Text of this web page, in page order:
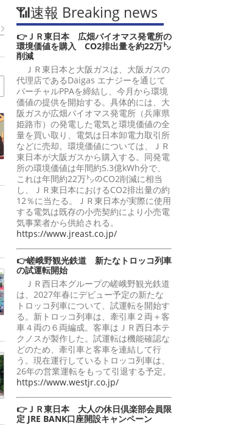
📶速報 Breaking news
👉ＪＲ東日本 広畑バイオマス発電所の
環境価値を購入 CO2排出量を約22万㌧
削減
ＪＲ東日本と大阪ガスは、大阪ガスの
代理店であるDaigas エナジーを通じて
バーチャルPPAを締結し、今月から環境
価値の提供を開始する。具体的には、大
阪ガスが広畑バイオマス発電所（兵庫県
姫路市）の発電した電気と環境価値の全
量を買い取り、電気は日本卸電力取引所
などに売却。環境価値については、ＪＲ
東日本が大阪ガスから購入する。同発電
所の環境価値は年間約5.3億kWh分で、
これは年間約22万㌧のCO2削減に相当
し、ＪＲ東日本におけるCO2排出量の約
12％に当たる。ＪＲ東日本が実際に使用
する電気は既存の小売契約により小売電
気事業者から供給される。
https://www.jreast.co.jp/
👉嵯峨野観光鉄道 新たなトロッコ列車
の試運転開始
ＪＲ西日本グループの嵯峨野観光鉄道
は、2027年春にデビュー予定の新たな
トロッコ列車について、試運転を開始す
る。新トロッコ列車は、牽引車２両＋客
車４両の６両編成。客車はＪＲ西日本テ
クノスが製作した。試運転は機能確認な
どのため、牽引車と客車を連結して行
う。現在運行しているトロッコ列車は、
26年の営業運転をもって引退する予定。
https://www.westjr.co.jp/
👉ＪＲ東日本 大人の休日倶楽部会員限
定 JRE BANK口座開設キャンペーン